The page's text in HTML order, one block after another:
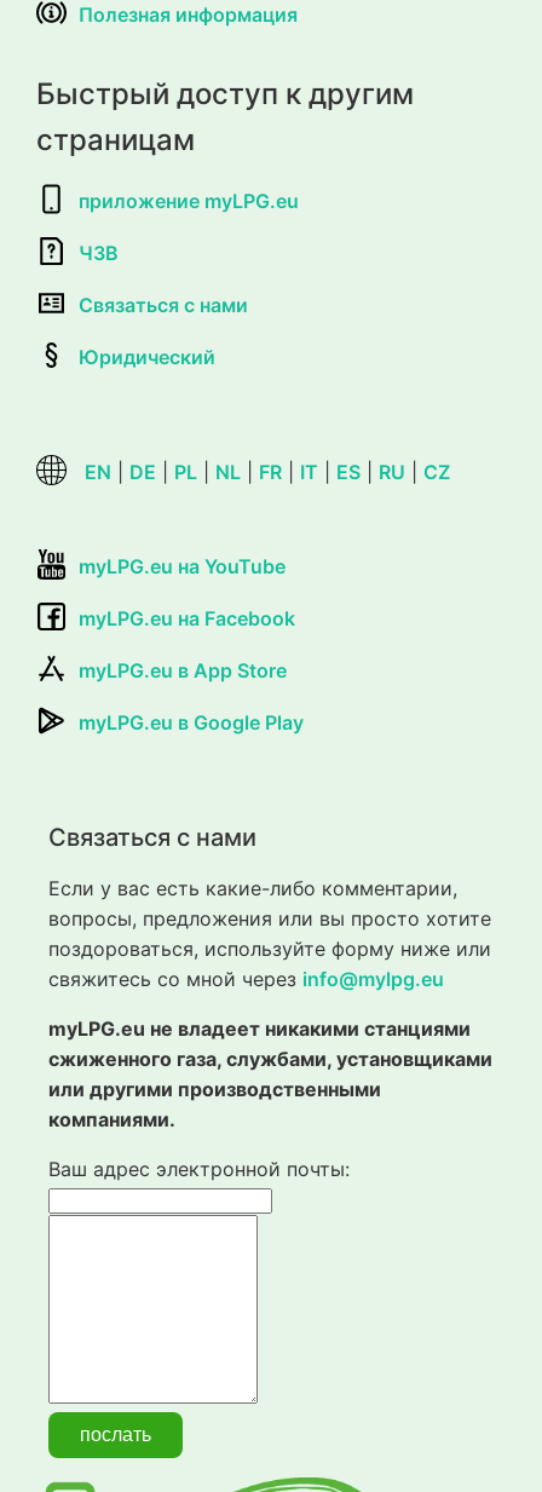
Полезная информация
Быстрый доступ к другим
страницам
приложение myLPG.eu
ЧЗВ
Связаться с нами
Юридический
EN DE PL NL FR IT ES RU CZ
myLPG.eu на YouTube
myLPG.eu на Facebook
myLPG.eu в App Store
myLPG.eu в Google Play
Связаться с нами
Если у вас есть какие-либо комментарии,
вопросы, предложения или вы просто хотите
поздороваться, используйте форму ниже или
свяжитесь со мной через info@mylpg.eu
myLPG.eu не владеет никакими станциями
сжиженного газа, службами, установщиками
или другими производственными
компаниями.
Ваш адрес электронной почты: